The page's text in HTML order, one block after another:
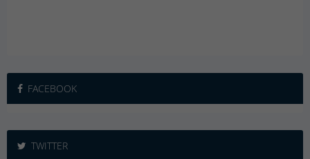
FACEBOOK
TWITTER